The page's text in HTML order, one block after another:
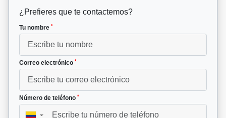
¿Prefieres que te contactemos?
Tu nombre *
Correo electrónico *
Número de teléfono *
▼